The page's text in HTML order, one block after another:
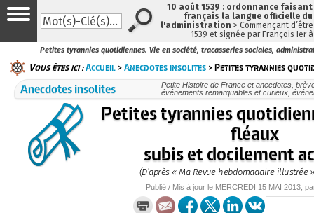
Petites tyrannies quotidiennes. Vie en société, tracasseries sociales,
Vous êtes ici :Accueil >Anecdotes insolites > Petites tyrannies
Anecdotes insolites
Petite Histoire de France et anecdotes,
événements remarquables et curieux,
Petites tyrannies
fléaux
subis et docilement
(D’après « Ma Revue hebdomadaire illustrée
Publié / Mis à jour le MERCREDI 15 MAI 2013,
10 août 1539 : ordonnance
français la langue officielle
l'administration > Commençant
1539 et signée par François Ier